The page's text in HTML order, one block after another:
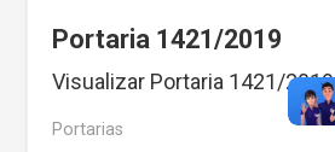
Portaria 1421/2019
Visualizar Portaria 1421/2019
Portarias